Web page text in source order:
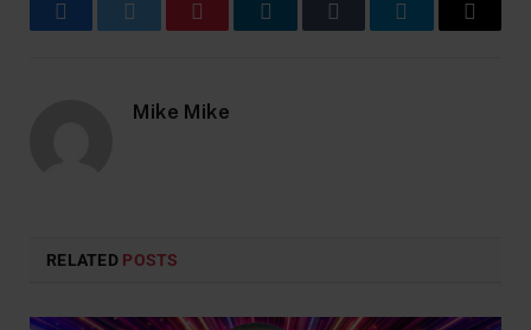
FacebookTwitter PinterestLinkedInTumblr TelegramEmail
Mike Mike
RELATED POSTS